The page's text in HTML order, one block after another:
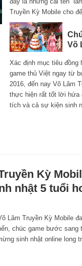
Truyền Kỳ Mobile cho
Võ
Xác định mục tiêu đồng
game thủ Việt ngay từ
2016, đến nay Võ Lâm
thực hiện rất tốt lời hứa
tích và cả sự kiện sinh
Kỳ
nhật 5 tuổi
Lâm Truyền Kỳ Mobile
chúc game bước
sinh nhật online long